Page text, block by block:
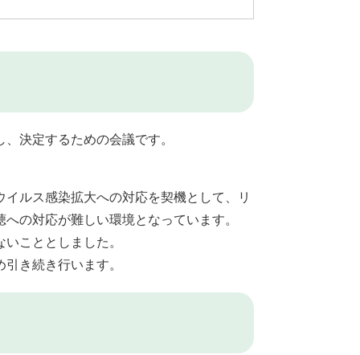
決定するための会議です。
ルス感染拡大への対応を契機として、リ
の対応が難しい環境となっています。
こととしました。
き続き行います。